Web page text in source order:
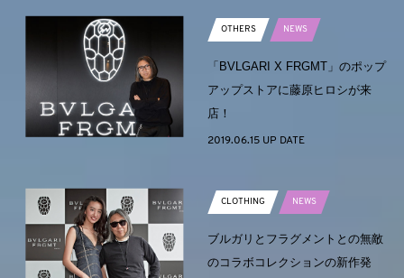
OTHERS NEWS
「BVLGARI X FRGMT」のポップ
アップストアに藤原ヒロシが来
店！
2019.06.15 UP DATE
CLOTHING NEWS
ブルガリとフラグメントとの無敵
のコラボコレクションの新作発